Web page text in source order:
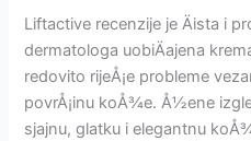
Â¿DÃ³nde
comprar?
Precio-
Seguro
Liftactive recenzije je Äista i
dermatologa uobiÄajena
redovito rijeÅ¡e probleme
povrÅ¡inu koÅ¾e. Å½ene
sjajnu, glatku i elegantnu